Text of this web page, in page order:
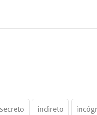
secreto indireto